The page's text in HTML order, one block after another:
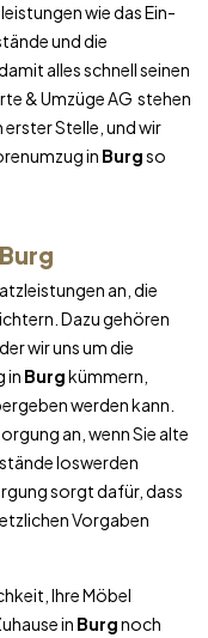
wie das Ein-
und die
alles schnell seinen
& Umzüge AG stehen
Stelle, und wir
in Burgso
Burg
an, die
Dazu gehören
wir uns um die
in Burgkümmern,
werden kann.
an, wenn Sie alte
loswerden
sorgt dafür, dass
Vorgaben
Ihre Möbel
in Burgnoch